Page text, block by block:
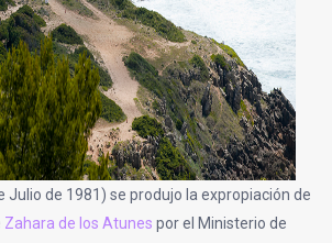
Julio de 1981) se produjo la expropiación de
Zahara de los Atunespor el Ministerio de